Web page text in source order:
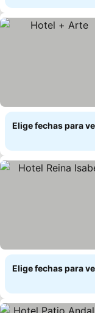
Elige fechas para
Elige fechas para